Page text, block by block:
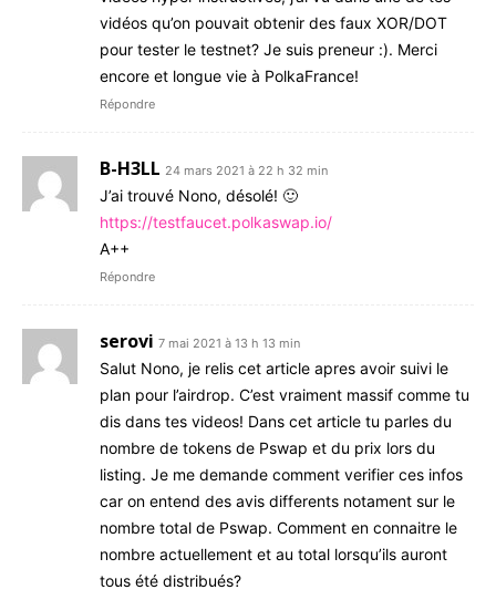
vidéos qu’on pouvait obtenir des faux XOR/DOT
pour tester le testnet? Je suis preneur :). Merci
encore et longue vie à PolkaFrance!
Répondre
B-H3LL 24 mars 2021 à 22 h 32 min
J’ai trouvé Nono, désolé! 🙂
https://testfaucet.polkaswap.io/
A++
Répondre
serovi 7 mai 2021 à 13 h 13 min
Salut Nono, je relis cet article apres avoir suivi le
plan pour l’airdrop. C’est vraiment massif comme tu
dis dans tes videos! Dans cet article tu parles du
nombre de tokens de Pswap et du prix lors du
listing. Je me demande comment verifier ces infos
car on entend des avis differents notament sur le
nombre total de Pswap. Comment en connaitre le
nombre actuellement et au total lorsqu’ils auront
tous été distribués?